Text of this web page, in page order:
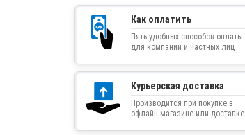
Как оплатить
Пять удобных способов оплаты
для компаний и частных лиц
Курьерская доставка
Производится при покупке в
офлайн-магазине или доставке